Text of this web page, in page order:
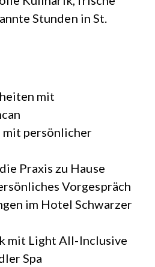
Stunden in St.
mit
mit persönlicher
Praxis zu Hause
Vorgespräch
im Hotel Schwarzer
mit Light All-Inclusive
Spa